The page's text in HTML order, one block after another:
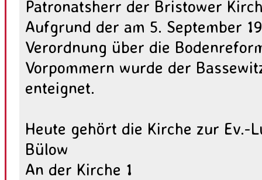
Patronatsherr der Bristower
Aufgrund der am 5. September
Verordnung über die
Vorpommern wurde der
enteignet.
Heute gehört die Kirche zur Ev.-
Bülow
An der Kirche 1